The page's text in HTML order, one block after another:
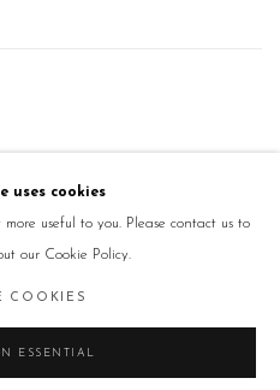
uses cookies
more useful to you. Please contact us to
our Cookie Policy.
COOKIES
ESSENTIAL